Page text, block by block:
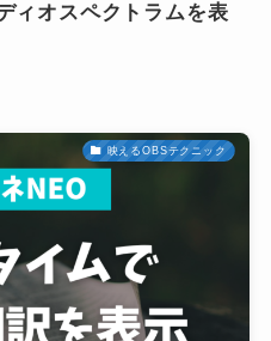
ィオスペクトラムを表
映えるOBSテクニック